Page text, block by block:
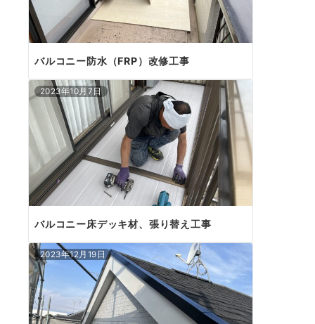
バルコニー防水（FRP）改修工事
2023年10月7日
バルコニー床デッキ材、張り替え工事
2023年12月19日